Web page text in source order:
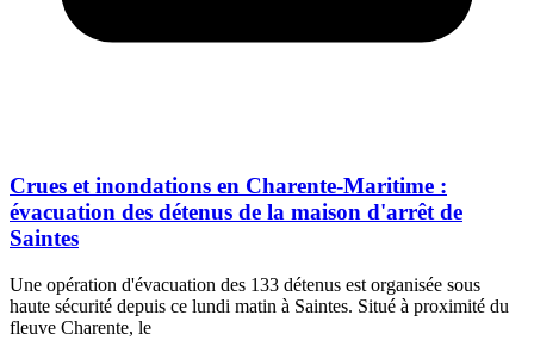
Crues et inondations en Charente-Maritime :
évacuation des détenus de la maison d'arrêt de
Saintes
Une opération d'évacuation des 133 détenus est organisée sous
haute sécurité depuis ce lundi matin à Saintes. Situé à proximité du
fleuve Charente, le